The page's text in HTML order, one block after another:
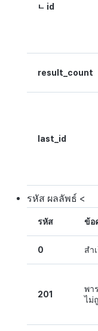
ㄴ id
result_count
last_id
รหัสผลลัพธ์ <
รหัส ข้อ
0 สำ
201
พา
ไม่